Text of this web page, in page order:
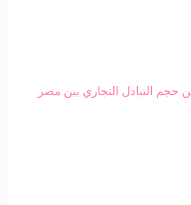
حجم التبادل التجاري بين مصر